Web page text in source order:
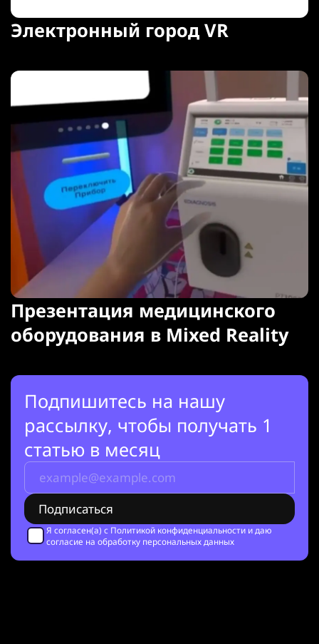
Электронный город VR
Презентация медицинского
оборудования в Mixed Reality
Подпишитесь на нашу
рассылку, чтобы получать 1
статью в месяц
Я согласен(а) с Политикой конфиденциальности и даю
согласие на обработку персональных данных